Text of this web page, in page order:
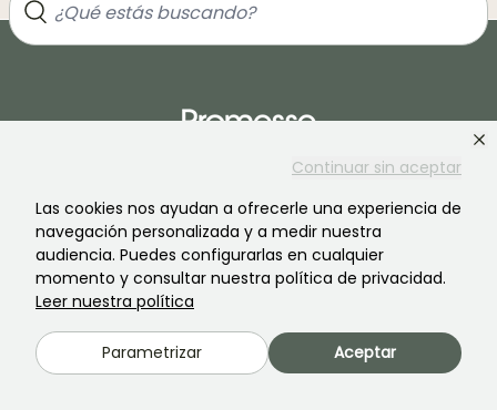
Continuar sin aceptar
Las cookies nos ayudan a ofrecerle una experiencia de
navegación personalizada y a medir nuestra
audiencia. Puedes configurarlas en cualquier
momento y consultar nuestra política de privacidad.
Leer nuestra política
Parametrizar Aceptar
Únete a la comunidad de los amantes de las plantas
PROMESSE DE FLEURS SERVICIOS